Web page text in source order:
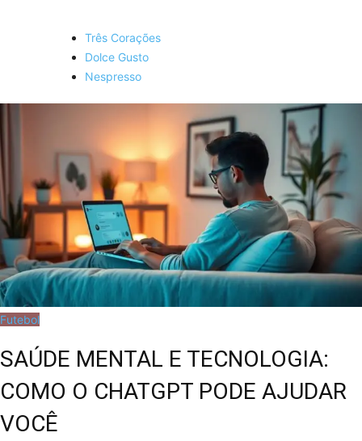
Três Corações
Dolce Gusto
Nespresso
Futebol
SAÚDE MENTAL E TECNOLOGIA:
COMO O CHATGPT PODE AJUDAR
VOCÊ